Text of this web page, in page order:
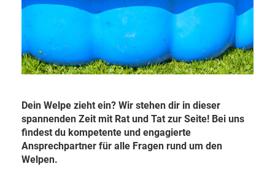
Dein Welpe zieht ein? Wir stehen dir in dieser
spannenden Zeit mit Rat und Tat zur Seite! Bei uns
findest du kompetente und engagierte
Ansprechpartner für alle Fragen rund um den
Welpen.